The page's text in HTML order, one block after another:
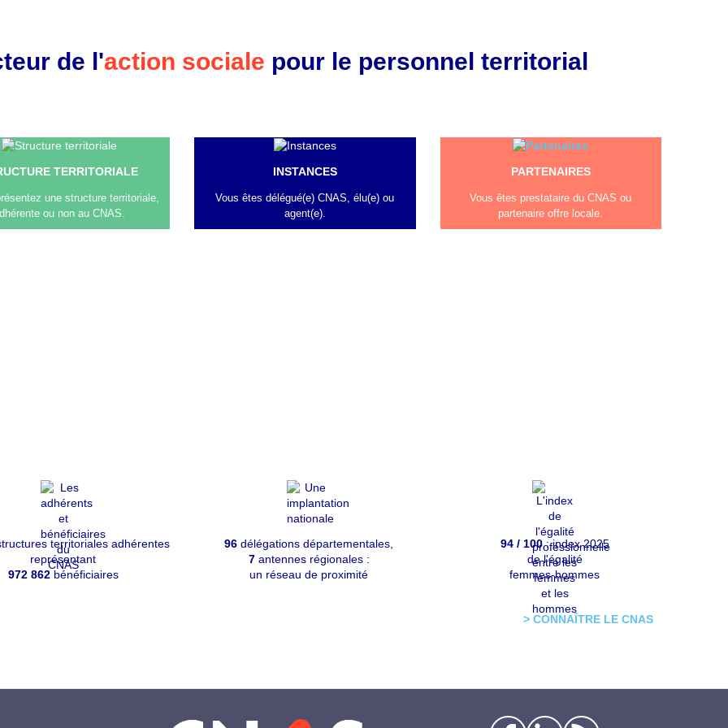
de l'action sociale pour le personnel territorial
TERRITORIALE
une structure territoriale,
ou non au CNAS.
INSTANCES
Vous êtes délégué(e) CNAS, élu(e) ou
agent(e).
PARTENAIRES
Vous êtes prestataire du CNAS ou
partenaire offre locale.
territoriales adhérentes
représentant
972 862bénéficiaires
96 délégations départementales,
7antennes régionales :
un réseau de proximité
94 / 100: index 2025
de l'égalité
femmes-hommes
> CONNAÎTRE LE CNAS